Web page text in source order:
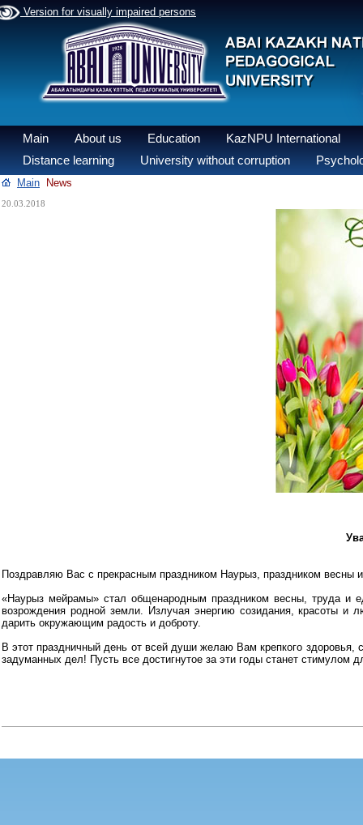
Version for visually impaired persons
Main About us Education
KazNPU International
Distance learning
University without corruption
Main News
20.03.2018
Поздравляю Вас с прекрасным праздником Наурыз, праздником весны
«Наурыз мейрамы» стал общенародным праздником весны, труда и
возрождения родной земли. Излучая энергию созидания, красоты и
дарить окружающим радость и доброту.
В этот праздничный день от всей души желаю Вам крепкого
задуманных дел! Пусть все достигнутое за эти годы станет стимулом